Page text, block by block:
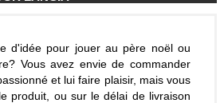
d'idée pour jouer au père noël ou
Vous avez envie de commander
et lui faire plaisir, mais vous
produit, ou sur le délai de livraison